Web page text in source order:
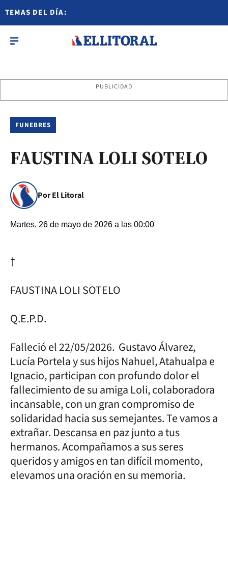
TEMAS DEL DÍA:
PUBLICIDAD
FUNEBRES
FAUSTINA LOLI SOTELO
Por El Litoral
Martes, 26 de mayo de 2026 a las 00:00
†
FAUSTINA LOLI SOTELO
Q.E.P.D.
Falleció el 22/05/2026. Gustavo Álvarez,
Lucía Portela y sus hijos Nahuel, Atahualpa e
Ignacio, participan con profundo dolor el
fallecimiento de su amiga Loli, colaboradora
incansable, con un gran compromiso de
solidaridad hacia sus semejantes. Te vamos a
extrañar. Descansa en paz junto a tus
hermanos. Acompañamos a sus seres
queridos y amigos en tan difícil momento,
elevamos una oración en su memoria.